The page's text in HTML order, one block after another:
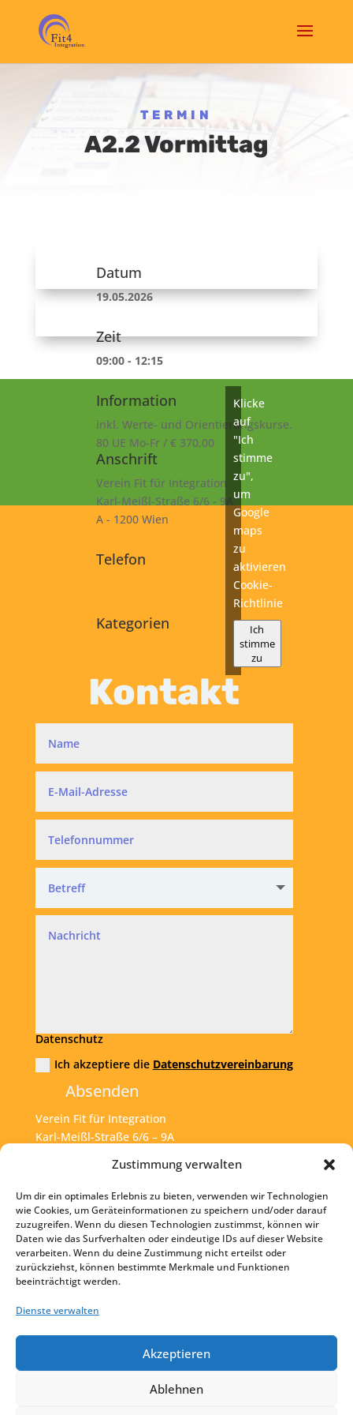
Zustimmung verwalten
Um dir ein optimales Erlebnis zu bieten, verwenden wir Technologien
wie Cookies, um Geräteinformationen zu speichern und/oder darauf
zuzugreifen. Wenn du diesen Technologien zustimmst, können wir
Daten wie das Surfverhalten oder eindeutige IDs auf dieser Website
verarbeiten. Wenn du deine Zustimmung nicht erteilst oder
zurückziehst, können bestimmte Merkmale und Funktionen
beeinträchtigt werden.
Dienste verwalten
Akzeptieren
Ablehnen
TERMIN
A2.2 Vormittag
Datum
19.05.2026
Zeit
09:00 - 12:15
Information
inkl. Werte- und Orientierungskurse.
80 UE Mo-Fr / € 370,00
Anschrift
Verein Fit für Integration
Karl-Meißl-Straße 6/6 - 9A
A - 1200 Wien
Telefon
Kategorien
Klicke
auf
"Ich
stimme
zu",
um
Google
maps
zu
aktivieren
Cookie-
Richtlinie
Ich
stimme
zu
Kontakt
Datenschutz
Ich akzeptiere die Datenschutzvereinbarung
Absenden
Verein Fit für Integration
Karl-Meißl-Straße 6/6 – 9A
Tel:+43 1 925 77 46
Mail: office@fit4int.at
Startseite
Kontakt
Impressum